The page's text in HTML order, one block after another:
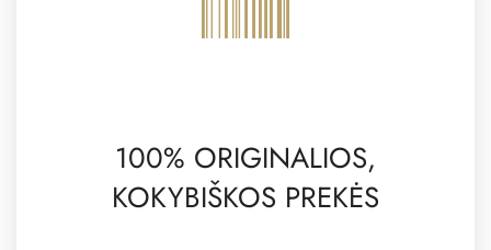
100% ORIGINALIOS,
KOKYBIŠKOS PREKĖS